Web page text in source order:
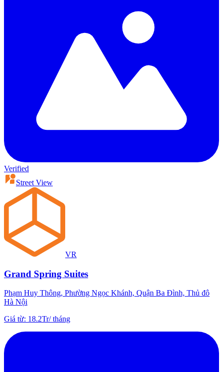
Verified
Street View
VR
Grand Spring Suites
Phạm Huy Thông, Phường Ngọc Khánh, Quận Ba Đình, Thủ đô
Hà Nội
Giá từ: 18.2Tr/tháng